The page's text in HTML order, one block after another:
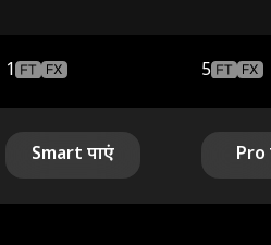
1 5
Smart पाएं Pro